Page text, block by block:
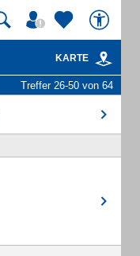
KARTE
Treffer 26-50 von 64